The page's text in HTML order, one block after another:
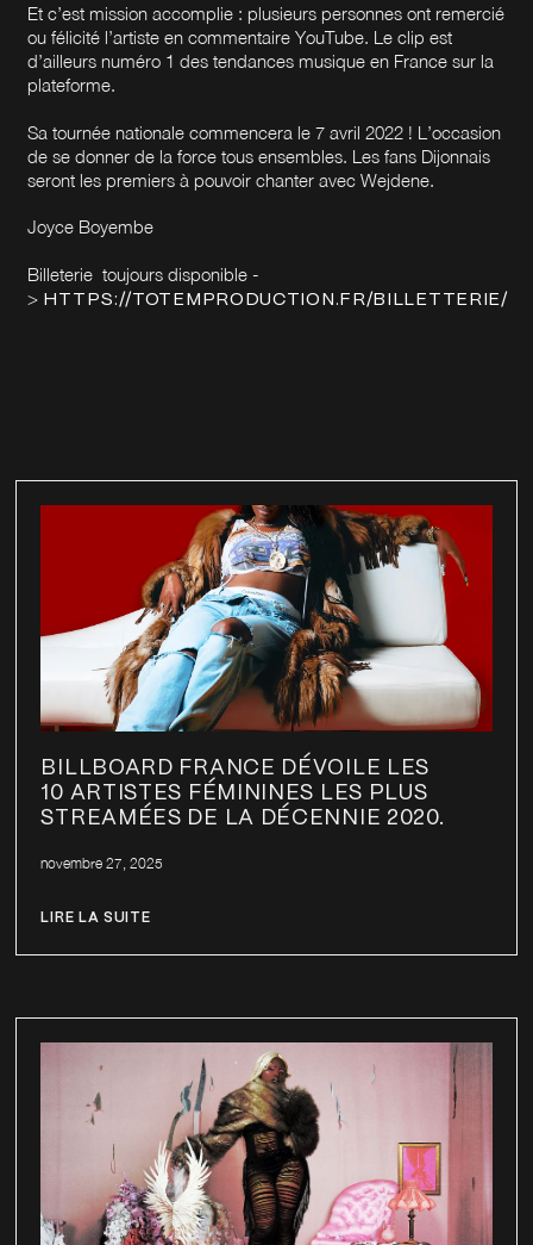
Et c’est mission accomplie : plusieurs personnes ont remercié
ou félicité l’artiste en commentaire YouTube. Le clip est
d’ailleurs numéro 1 des tendances musique en France sur la
plateforme.
Satournée nationalecommencera le 7 avril 2022 ! L’occasion
de se donner de la force tous ensembles. Les fans Dijonnais
seront les premiers à pouvoir chanter avec Wejdene.
Joyce Boyembe
Billeterie toujours disponible -
> HTTPS://TOTEMPRODUCTION.FR/BILLETTERIE/
BILLBOARD FRANCE DÉVOILE LES
10 ARTISTES FÉMININES LES PLUS
STREAMÉES DE LA DÉCENNIE 2020.
novembre 27, 2025
LIRE LA SUITE